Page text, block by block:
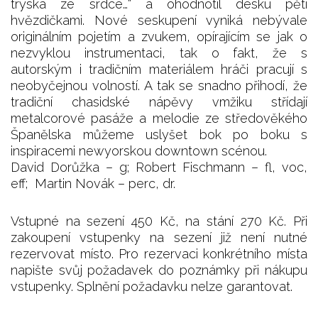
tryská ze srdce…“ a ohodnotil desku pěti
hvězdičkami. Nové seskupení vyniká nebývale
originálním pojetím a zvukem, opírajícím se jak o
nezvyklou instrumentaci, tak o fakt, že s
autorským i tradičním materiálem hráči pracují s
neobyčejnou volností. A tak se snadno přihodí, že
tradiční chasidské nápěvy vmžiku střídají
metalcorové pasáže a melodie ze středověkého
Španělska můžeme uslyšet bok po boku s
inspiracemi newyorskou downtown scénou.
David Dorůžka – g; Robert Fischmann – fl, voc,
eff; Martin Novák – perc, dr.
Vstupné na sezení 450 Kč, na stání 270 Kč. Při
zakoupení vstupenky na sezení již není nutné
rezervovat místo. Pro rezervaci konkrétního místa
napište svůj požadavek do poznámky při nákupu
vstupenky. Splnění požadavku nelze garantovat.